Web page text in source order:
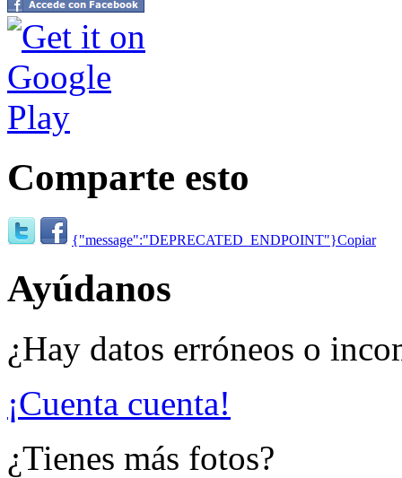
Comparte esto
{"message":"DEPRECATED_ENDPOINT"}Copiar
Ayúdanos
¿Hay datos erróneos o
¡Cuenta cuenta!
¿Tienes más fotos?